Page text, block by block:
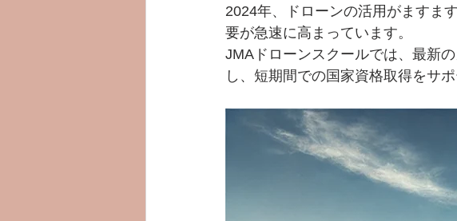
2024年、ドローンの活用がますま
要が急速に高まっています。
JMAドローンスクールでは、最新
し、短期間での国家資格取得をサポ